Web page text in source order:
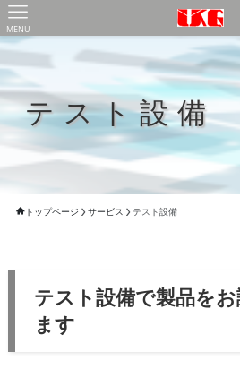
MENU
テスト設備
トップページ サービス テスト設備
テスト設備で製品を
ます